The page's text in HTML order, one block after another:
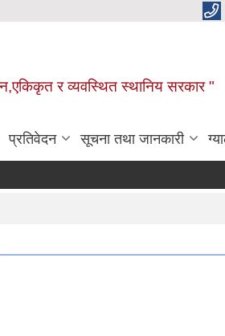
र व्यवस्थित स्थानिय सरकार "
प्रतिवेदन सूचना तथा जानकारी